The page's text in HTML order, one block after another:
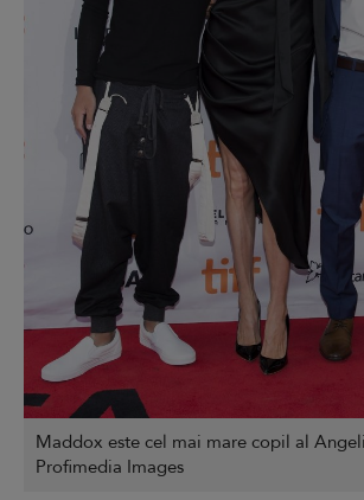
Maddox este cel mai mare copil al
Profimedia Images